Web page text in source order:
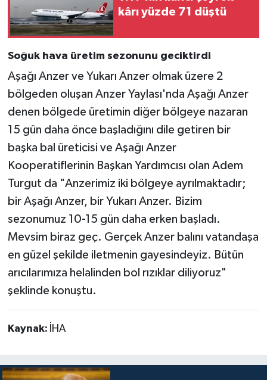
kârı yüzde 71 düştü
Soğuk hava üretim sezonunu geciktirdi
Aşağı Anzer ve Yukarı Anzer olmak üzere 2
bölgeden oluşan Anzer Yaylası'nda Aşağı Anzer
denen bölgede üretimin diğer bölgeye nazaran
15 gün daha önce başladığını dile getiren bir
başka bal üreticisi ve Aşağı Anzer
Kooperatiflerinin Başkan Yardımcısı olan Adem
Turgut da "Anzerimiz iki bölgeye ayrılmaktadır;
bir Aşağı Anzer, bir Yukarı Anzer. Bizim
sezonumuz 10-15 gün daha erken başladı.
Mevsim biraz geç. Gerçek Anzer balını vatandaşa
en güzel şekilde iletmenin gayesindeyiz. Bütün
arıcılarımıza helalinden bol rızıklar diliyoruz"
şeklinde konuştu.
Kaynak: İHA